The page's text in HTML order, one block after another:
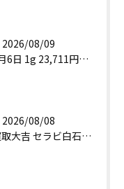
2026/08/09
8月6日 1g 23,711円で見る金・貴金属買取
2026/08/08
買取大吉 セラビ白石店の金買取、査定理由が見える安心感